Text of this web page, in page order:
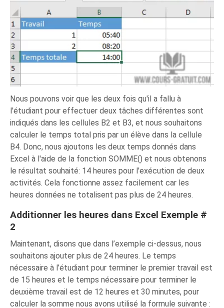
Nous pouvons voir que les deux fois qu'il a fallu à
l'étudiant pour effectuer deux tâches différentes sont
indiqués dans les cellules B2 et B3, et nous souhaitons
calculer le temps total pris par un élève dans la cellule
B4. Donc, nous ajoutons les deux temps donnés dans
Excel à l'aide de la fonction SOMME() et nous obtenons
le résultat souhaité: 14 heures pour l'exécution de deux
activités. Cela fonctionne assez facilement car les
heures données ne totalisent pas plus de 24 heures.
Additionner les heures dans Excel Exemple #
2
Maintenant, disons que dans l’exemple ci-dessus, nous
souhaitons ajouter plus de 24 heures. Le temps
nécessaire à l’étudiant pour terminer le premier travail est
de 15 heures et le temps nécessaire pour terminer le
deuxième travail est de 12 heures et 30 minutes, pour
calculer la somme nous avons utilisé la formule suivante :